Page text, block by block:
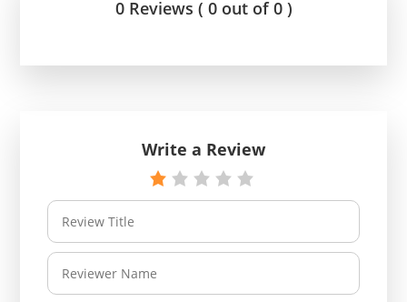
0 Reviews ( 0 out of 0 )
Write a Review